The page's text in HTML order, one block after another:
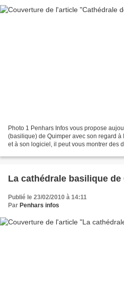
Photo 1 Penhars Infos vous propose
(basilique) de Quimper avec son regard
et à son logiciel, il peut vous montrer des
La cathédrale basilique de
Publié le 23/02/2010 à 14:11
Par Penhars infos